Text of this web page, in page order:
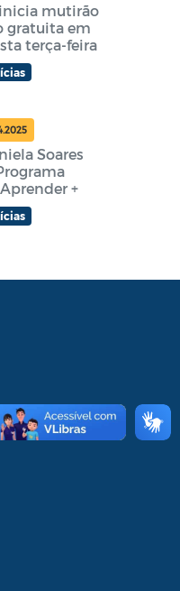
mutirão
gratuita em
terça-feira
Soares
+